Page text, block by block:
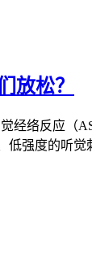
放松？
经络反应
强度的听觉